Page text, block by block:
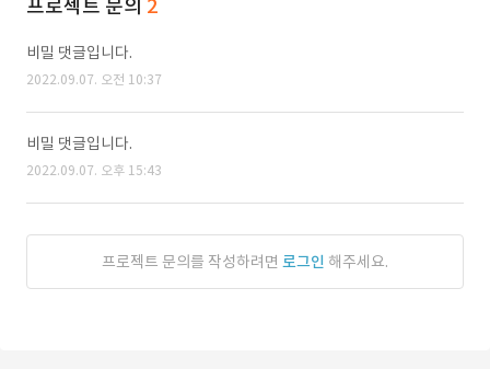
프로젝트 문의 2
비밀 댓글입니다.
2022.09.07. 오전 10:37
비밀 댓글입니다.
2022.09.07. 오후 15:43
프로젝트 문의를 작성하려면 로그인 해주세요.